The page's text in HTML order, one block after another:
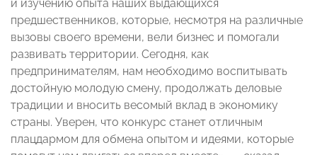
и изучению опыта наших выдающихся
предшественников, которые, несмотря на различные
вызовы своего времени, вели бизнес и помогали
развивать территории. Сегодня, как
предпринимателям, нам необходимо воспитывать
достойную молодую смену, продолжать деловые
традиции и вносить весомый вклад в экономику
страны. Уверен, что конкурс станет отличным
плацдармом для обмена опытом и идеями, которые